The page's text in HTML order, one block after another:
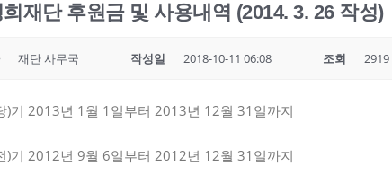
재단 후원금 및 사용내역 (2014. 3. 26 작성)
재단 사무국 작성일 2018-10-11 06:08 조회 2919
)기 2013년 1월 1일부터 2013년 12월 31일까지
)기 2012년 9월 6일부터 2012년 12월 31일까지